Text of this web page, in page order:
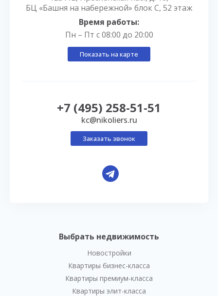
Выбрать недвижимость
Новостройки
Квартиры бизнес-класса
Квартиры премиум-класса
Квартиры элит-класса
БЦ «Башня на набережной» блок С, 52 этаж
Время работы:
Пн – Пт с 08:00 до 20:00
Показать на карте
+7 (495) 258-51-51
kc@nikoliers.ru
Заказать звонок